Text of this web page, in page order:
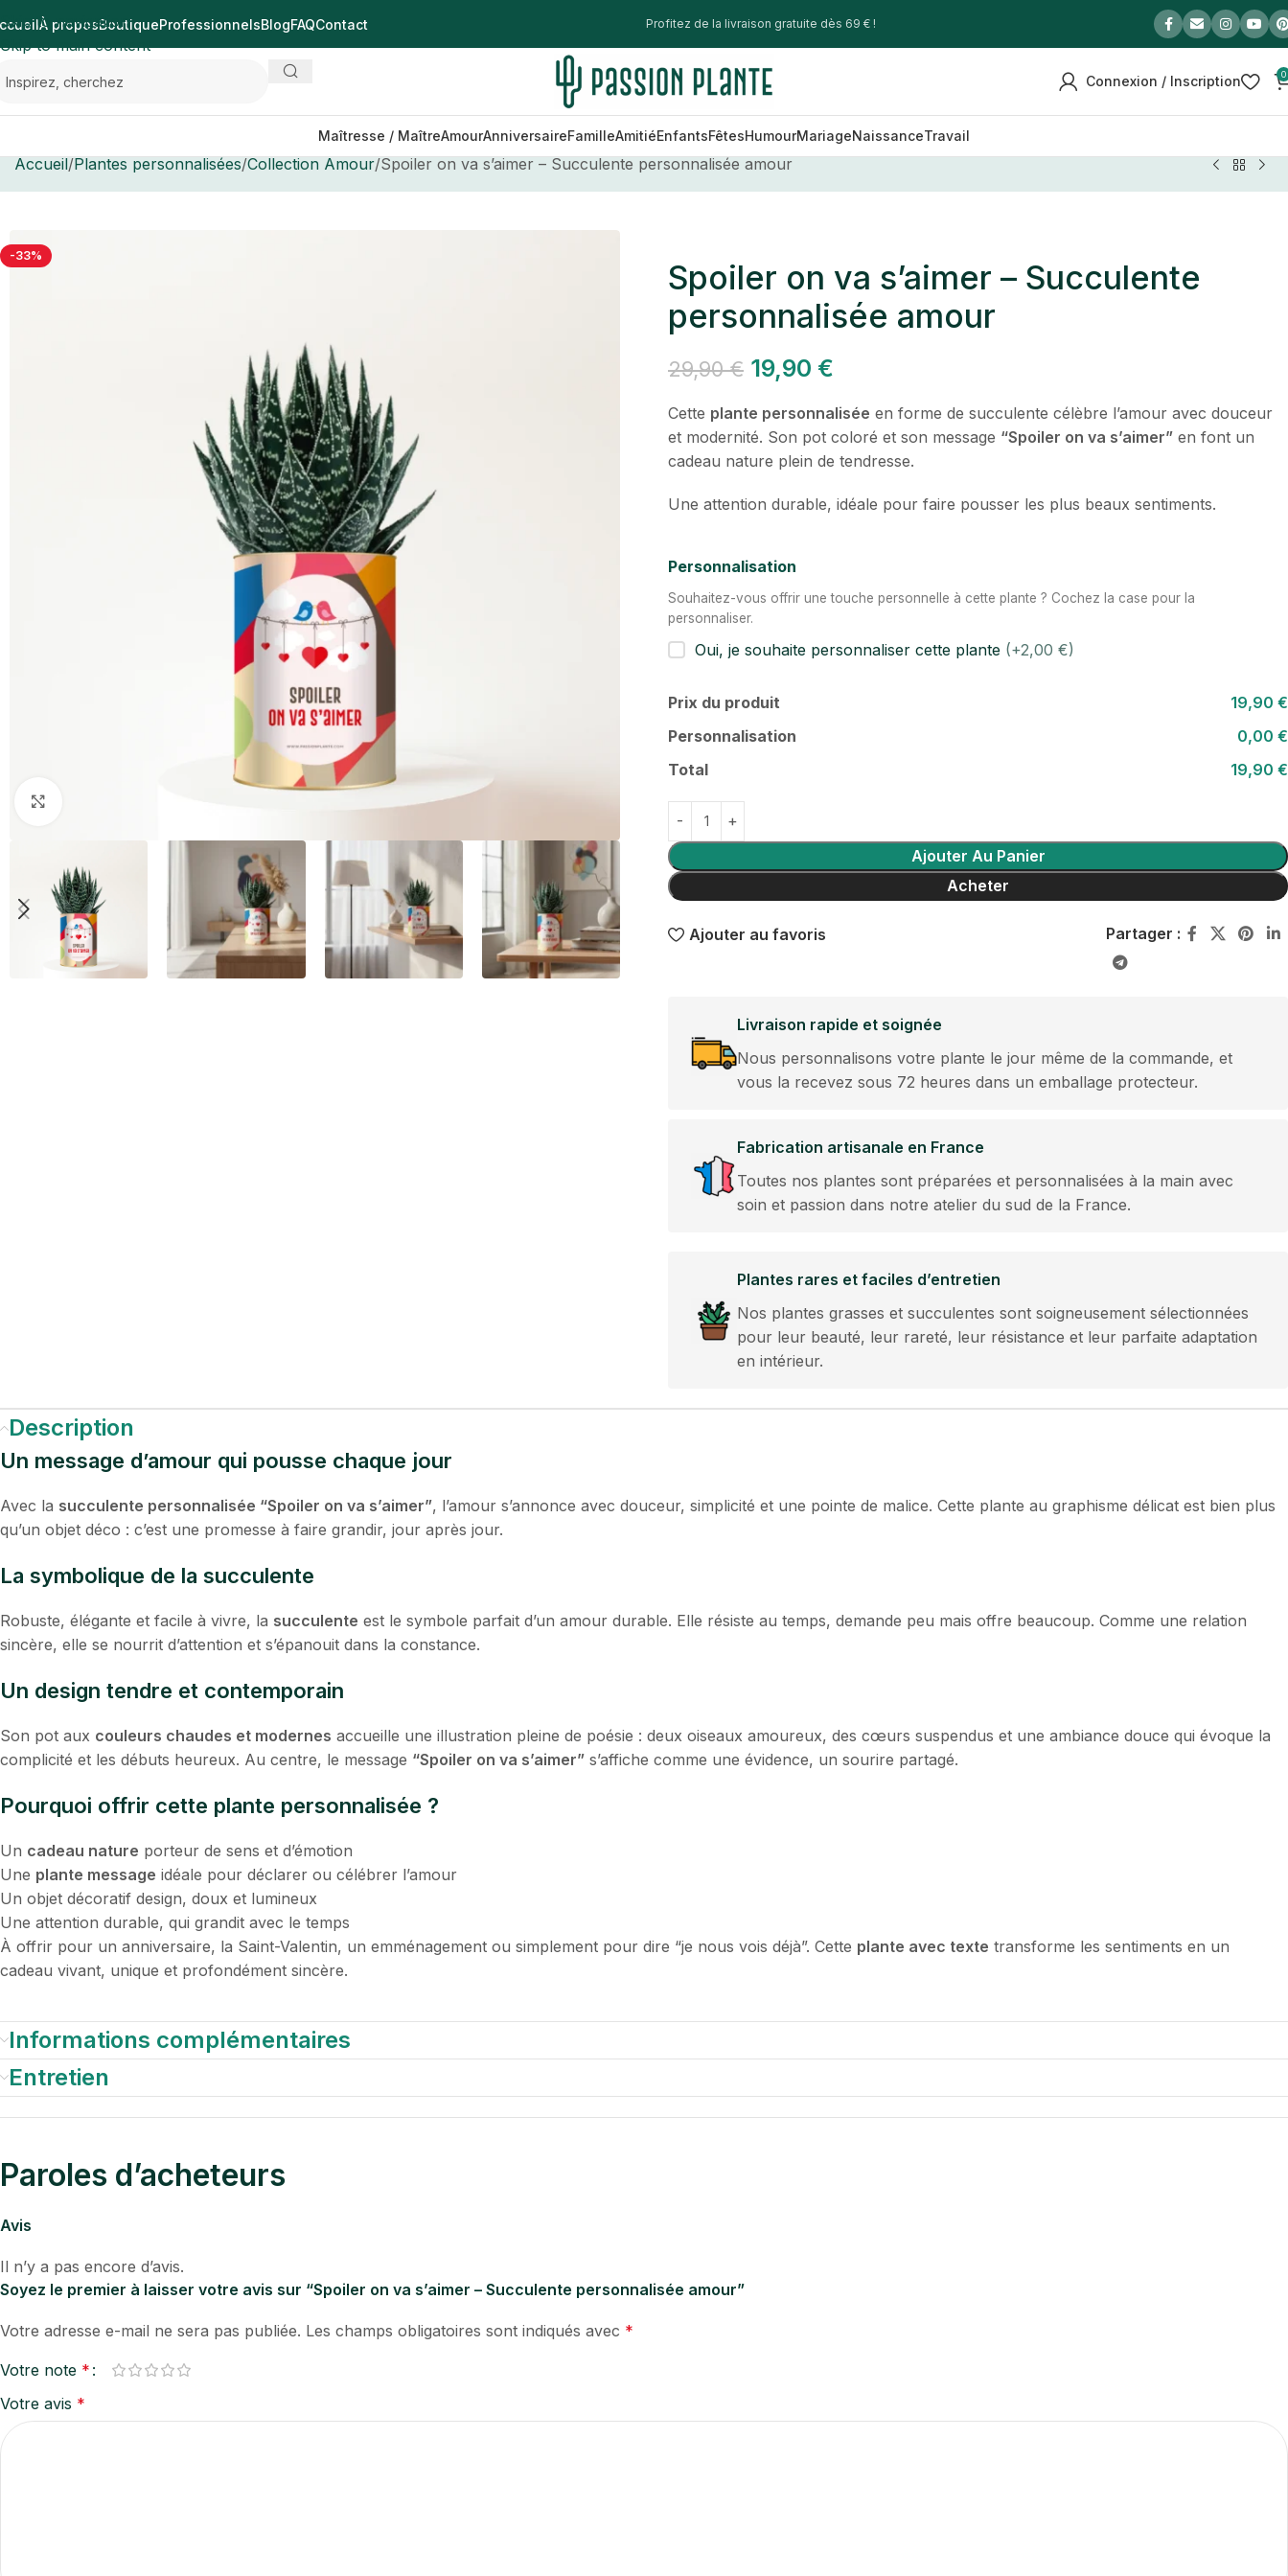
Skip to navigation
Skip to main content
À proposBoutiqueProfessionnelsBlogFAQContact Profitez de la livraison gratuite dès 69 € !
Connexion / Inscription 0
Maîtresse / MaîtreAmourAnniversaireFamilleAmitiéEnfantsFêtesHumourMariageNaissanceTravail
Accueil Plantes personnalisées Collection Amour Spoiler on va s’aimer – Succulente personnalisée amour
-33%
Spoiler on va s’aimer – Succulente
personnalisée amour
29,90€ 19,90 €
Cette plante personnalisée en forme de succulente célèbre l’amour avec douceur
et modernité. Son pot coloré et son message “Spoiler on va s’aimer” en font un
cadeau nature plein de tendresse.
Une attention durable, idéale pour faire pousser les plus beaux sentiments.
Personnalisation
Souhaitez-vous offrir une touche personnelle à cette plante ? Cochez la case pour la
personnaliser.
Oui, je souhaite personnaliser cette plante (+2,00 €)
Prix du produit
19,90 €
Personnalisation
0,00 €
Total
19,90 €
Ajouter Au Panier
Acheter
Ajouter au favoris Partager :
Livraison rapide et soignée
Nous personnalisons votre plante le jour même de la commande, et
vous la recevez sous 72 heures dans un emballage protecteur.
Fabrication artisanale en France
Toutes nos plantes sont préparées et personnalisées à la main avec
soin et passion dans notre atelier du sud de la France.
Plantes rares et faciles d’entretien
Nos plantes grasses et succulentes sont soigneusement sélectionnées
pour leur beauté, leur rareté, leur résistance et leur parfaite adaptation
en intérieur.
Description
Un message d’amour qui pousse chaque jour
Avec la succulente personnalisée “Spoiler on va s’aimer”, l’amour s’annonce avec douceur, simplicité et une pointe de malice. Cette plante au graphisme délicat est bien plus
qu’un objet déco : c’est une promesse à faire grandir, jour après jour.
La symbolique de la succulente
Robuste, élégante et facile à vivre, la succulente est le symbole parfait d’un amour durable. Elle résiste au temps, demande peu mais offre beaucoup. Comme une relation
sincère, elle se nourrit d’attention et s’épanouit dans la constance.
Un design tendre et contemporain
Son pot aux couleurs chaudes et modernes accueille une illustration pleine de poésie : deux oiseaux amoureux, des cœurs suspendus et une ambiance douce qui évoque la
complicité et les débuts heureux. Au centre, le message “Spoiler on va s’aimer” s’affiche comme une évidence, un sourire partagé.
Pourquoi offrir cette plante personnalisée ?
Un cadeau nature porteur de sens et d’émotion
Une plante message idéale pour déclarer ou célébrer l’amour
Un objet décoratif design, doux et lumineux
Une attention durable, qui grandit avec le temps
À offrir pour un anniversaire, la Saint-Valentin, un emménagement ou simplement pour dire “je nous vois déjà”. Cette plante avec texte transforme les sentiments en un
cadeau vivant, unique et profondément sincère.
Informations complémentaires
Entretien
Paroles d’acheteurs
Avis
Il n’y a pas encore d’avis.
Soyez le premier à laisser votre avis sur “Spoiler on va s’aimer – Succulente personnalisée amour”
Votre adresse e-mail ne sera pas publiée. Les champs obligatoires sont indiqués avec *
Votre note *
Votre avis *